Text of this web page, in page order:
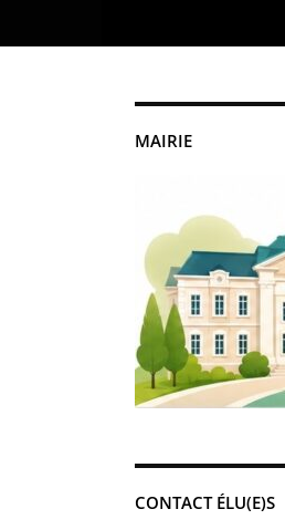
MAIRIE
CONTACT ÉLU(E)S